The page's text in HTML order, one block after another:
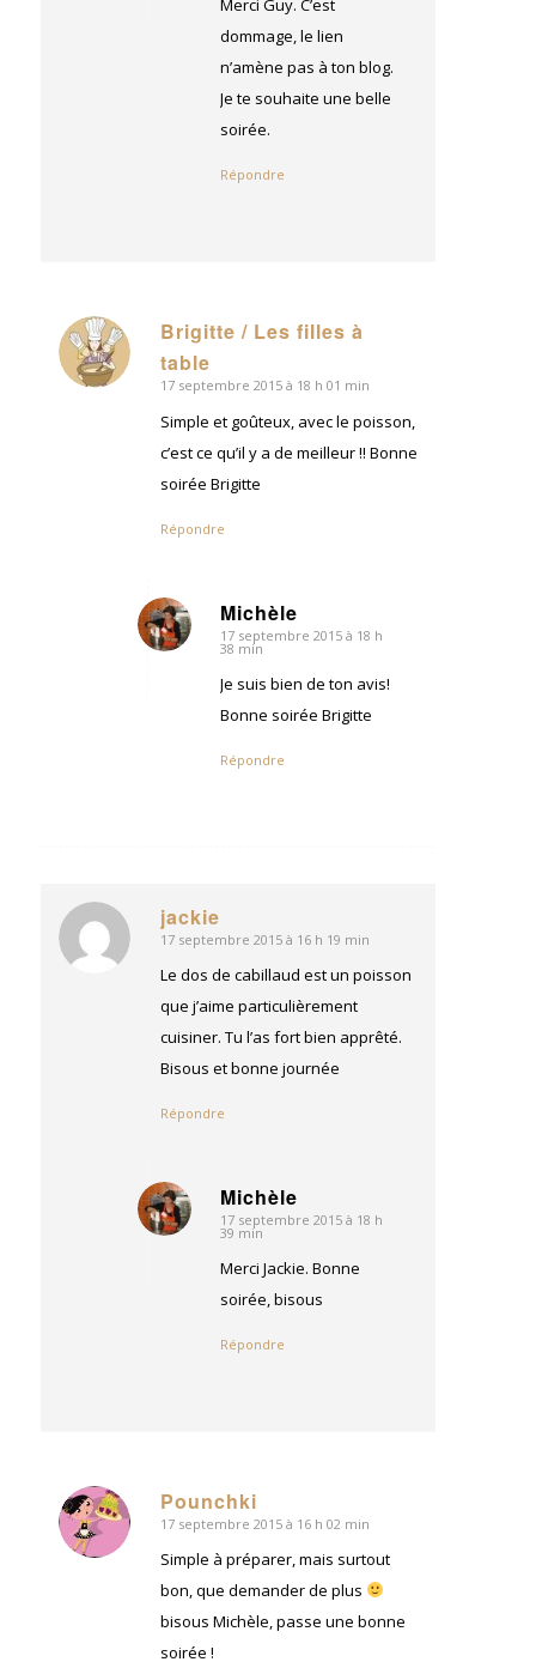
Merci Guy. C’est
dommage, le lien
n’amène pas à ton blog.
Je te souhaite une belle
soirée.
Répondre
Brigitte / Les filles à
table
dit
:
17 septembre 2015 à 18 h 01 min
Simple et goûteux, avec le poisson,
c’est ce qu’il y a de meilleur !! Bonne
soirée Brigitte
Répondre
Michèle
dit
17 septembre 2015 à 18 h
38 min
Je suis bien de ton avis!
Bonne soirée Brigitte
Répondre
jackie
dit
:
17 septembre 2015 à 16 h 19 min
Le dos de cabillaud est un poisson
que j’aime particulièrement
cuisiner. Tu l’as fort bien apprêté.
Bisous et bonne journée
Répondre
Michèle
dit
17 septembre 2015 à 18 h
39 min
Merci Jackie. Bonne
soirée, bisous
Répondre
Pounchki
dit
:
17 septembre 2015 à 16 h 02 min
Simple à préparer, mais surtout
bon, que demander de plus
bisous Michèle, passe une bonne
soirée !